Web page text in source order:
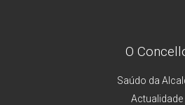
O
Saúdo da
Actualidade